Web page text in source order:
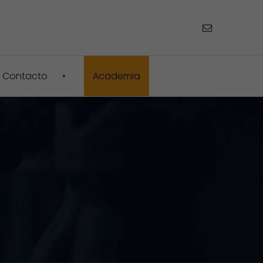
Contacto Academia